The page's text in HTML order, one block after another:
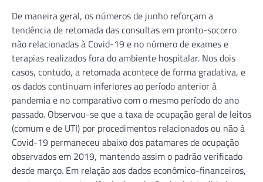
De maneira geral, os números de junho reforçam a
tendência de retomada das consultas em pronto-socorro
não relacionadas à Covid-19 e no número de exames e
terapias realizados fora do ambiente hospitalar. Nos dois
casos, contudo, a retomada acontece de forma gradativa, e
os dados continuam inferiores ao período anterior à
pandemia e no comparativo com o mesmo período do ano
passado. Observou-se que a taxa de ocupação geral de leitos
(comum e de UTI) por procedimentos relacionados ou não à
Covid-19 permaneceu abaixo dos patamares de ocupação
observados em 2019, mantendo assim o padrão verificado
desde março. Em relação aos dados econômico-financeiros,